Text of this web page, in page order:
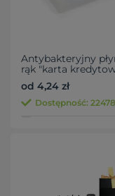
Antybakteryjny
rąk "karta
od 4,24 zł
Dostępność: